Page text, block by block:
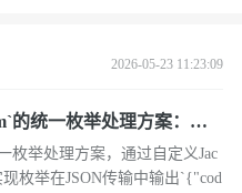
2026-05-23 11:23:09
的统一枚举处理方案：序
枚举处理方案，通过自定义Jac
枚举在JSON传输中输出`{"cod